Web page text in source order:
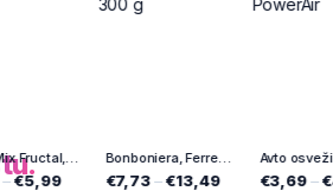
Pijače Mix Fructal, 3 x 1,5 l Bonboniera, Ferrero Rocher, 300 g
€7,73 –€13,49
Avto osvežilec Air Splah, vanilija, PowerAir
€3,69 –€4,99